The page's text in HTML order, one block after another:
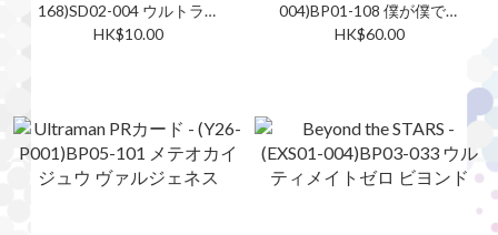
168)SD02-004 ウルトラマ
ンゼロ
HK$10.00
004)BP01-108 僕が僕であ
ること
HK$60.00